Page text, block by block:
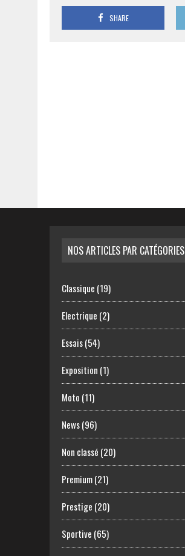
SHARE
NOS ARTICLES PAR CATÉGORIES
Classique (19)
Electrique (2)
Essais(54)
Exposition (1)
Moto (11)
News(96)
Non classé (20)
Premium(21)
Prestige (20)
Sportive (65)